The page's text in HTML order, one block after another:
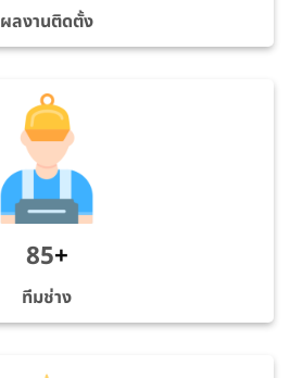
ผลงานติดตั้ง
85+
ทีมช่าง